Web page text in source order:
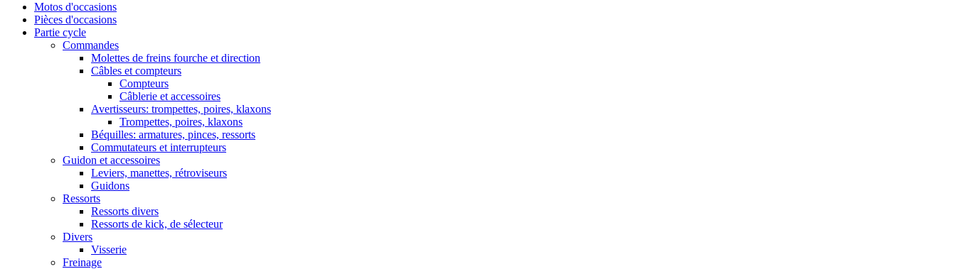
Motos d'occasions
Pièces d'occasions
Partie cycle
Commandes
Molettes de freins fourche et direction
Câbles et compteurs
Compteurs
Câblerie et accessoires
Avertisseurs: trompettes, poires, klaxons
Trompettes, poires, klaxons
Béquilles: armatures, pinces, ressorts
Commutateurs et interrupteurs
Guidon et accessoires
Leviers, manettes, rétroviseurs
Guidons
Ressorts
Ressorts divers
Ressorts de kick, de sélecteur
Divers
Visserie
Freinage